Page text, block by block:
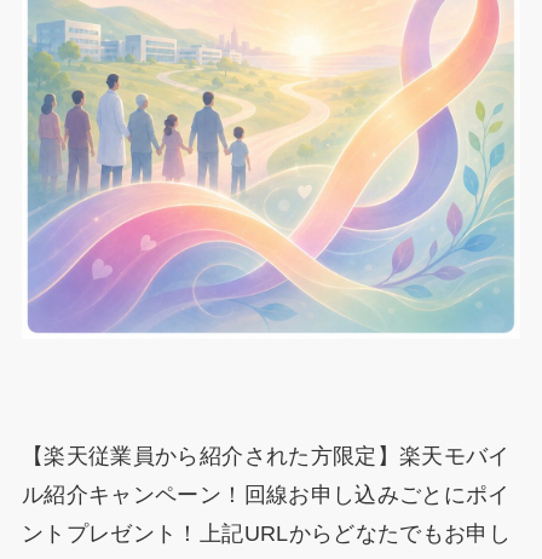
【楽天従業員から紹介された方限定】楽天モバイ
ル紹介キャンペーン！回線お申し込みごとにポイ
ントプレゼント！上記URLからどなたでもお申し